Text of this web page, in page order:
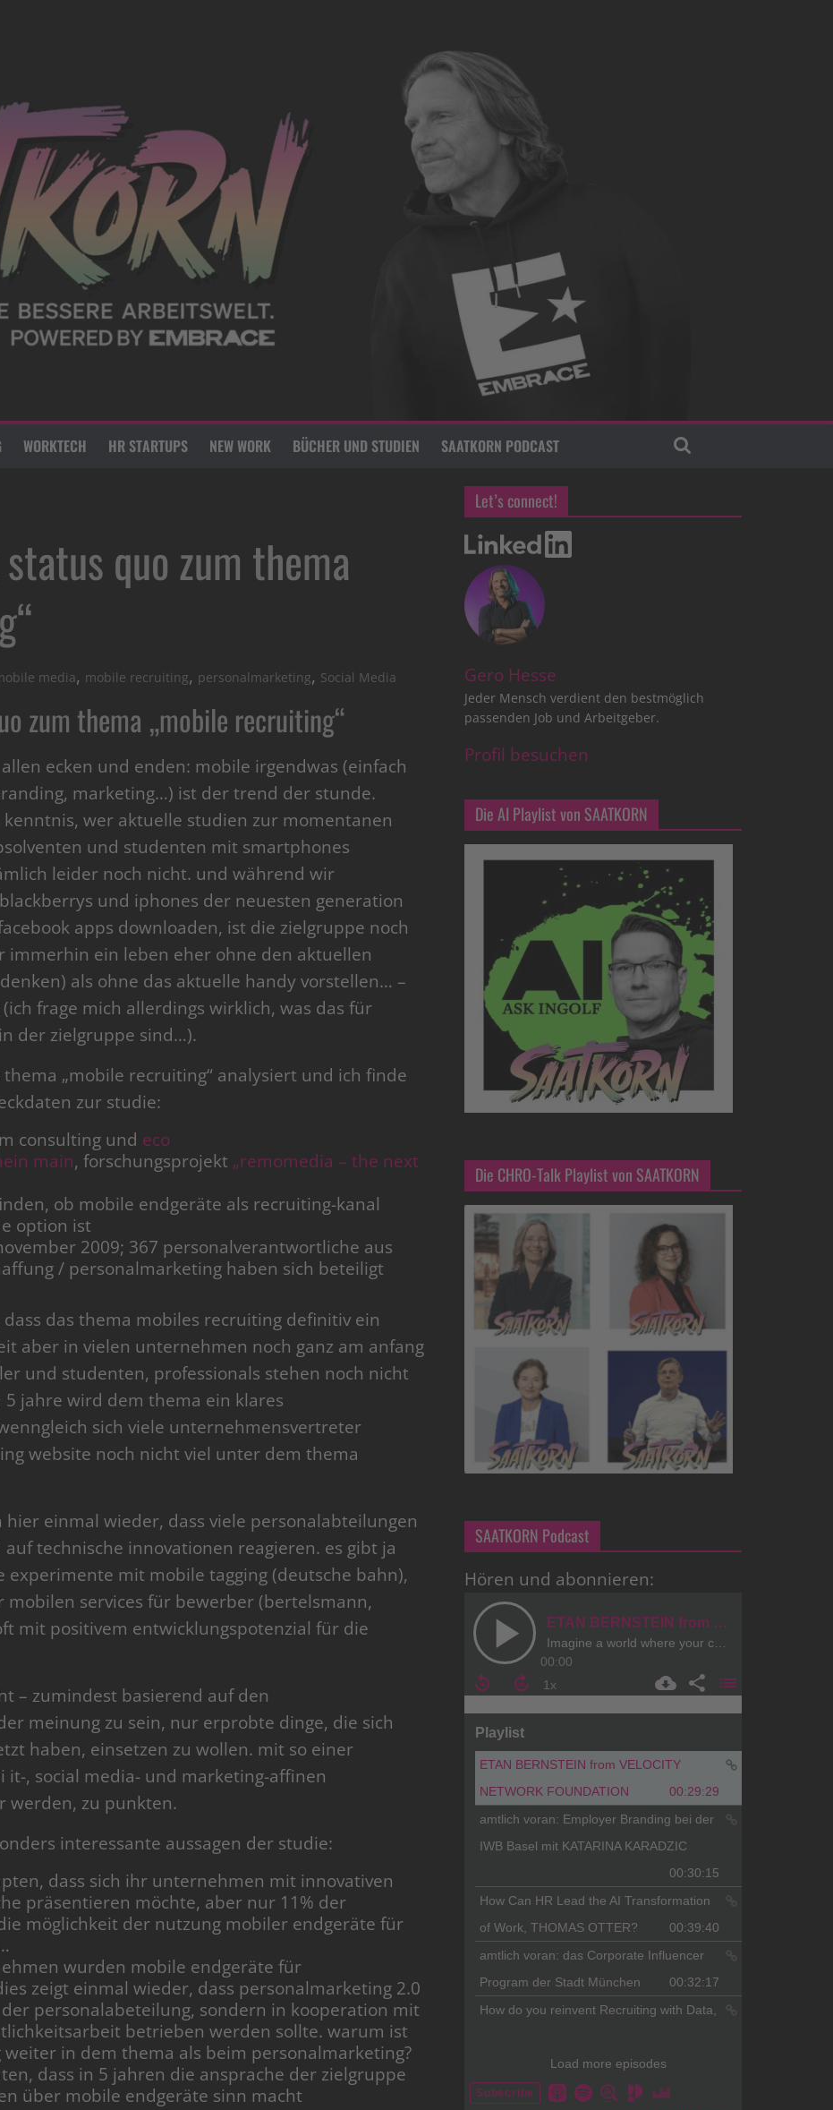
WORKTECH HR STARTUPS NEW WORK BÜCHER UND STUDIEN SAATKORN PODCAST
quo zum thema
media, mobile recruiting, personalmarketing, Social Media
zum thema „mobile recruiting“
ecken und enden: mobile irgendwas (einfach
marketing…) ist der trend der stunde.
wer aktuelle studien zur momentanen
und studenten mit smartphones
leider noch nicht. und während wir
und iphones der neuesten generation
apps downloaden, ist die zielgruppe noch
immerhin ein leben eher ohne den aktuellen
als ohne das aktuelle handy vorstellen… –
frage mich allerdings wirklich, was das für
der zielgruppe sind…).
„mobile recruiting“ analysiert und ich finde
zur studie:
consulting und eco
main, forschungsprojekt „remomedia – the next
ob mobile endgeräte als recruiting-kanal
option ist
2009; 367 personalverantwortliche aus
/ personalmarketing haben sich beteiligt
das thema mobiles recruiting definitiv ein
aber in vielen unternehmen noch ganz am anfang
und studenten, professionals stehen noch nicht
jahre wird dem thema ein klares
sich viele unternehmensvertreter
website noch nicht viel unter dem thema
einmal wieder, dass viele personalabteilungen
technische innovationen reagieren. es gibt ja
experimente mit mobile tagging (deutsche bahn),
services für bewerber (bertelsmann,
mit positivem entwicklungspotenzial für die
– zumindest basierend auf den
meinung zu sein, nur erprobte dinge, die sich
haben, einsetzen zu wollen. mit so einer
, social media- und marketing-affinen
werden, zu punkten.
interessante aussagen der studie:
dass sich ihr unternehmen mit innovativen
präsentieren möchte, aber nur 11% der
möglichkeit der nutzung mobiler endgeräte für
wurden mobile endgeräte für
zeigt einmal wieder, dass personalmarketing 2.0
personalabeteilung, sondern in kooperation mit
betrieben werden sollte. warum ist
in dem thema als beim personalmarketing?
dass in 5 jahren die ansprache der zielgruppe
über mobile endgeräte sinn macht
Let’s connect!
Gero Hesse
Jeder Mensch verdient den bestmöglich
passenden Job und Arbeitgeber.
Profil besuchen
Die AI Playlist von SAATKORN
Die CHRO-Talk Playlist von SAATKORN
SAATKORN Podcast
Hören und abonnieren: